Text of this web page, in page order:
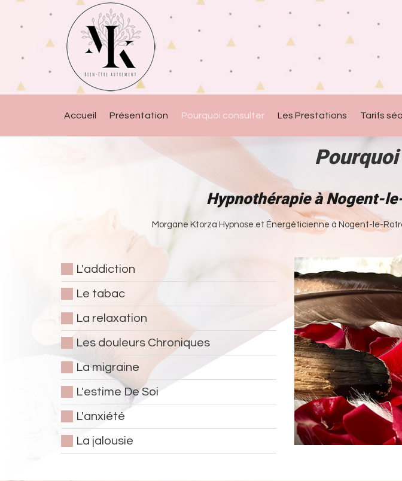
Accueil Présentation Pourquoi consulter Les Prestations Tarifs
Hypnothérapie à Nogent-
Morgane Ktorza Hypnose et Énergéticienne à Nogent-le-
L'addiction
Le tabac
La relaxation
Les douleurs Chroniques
La migraine
L'estime De Soi
L'anxiété
La jalousie